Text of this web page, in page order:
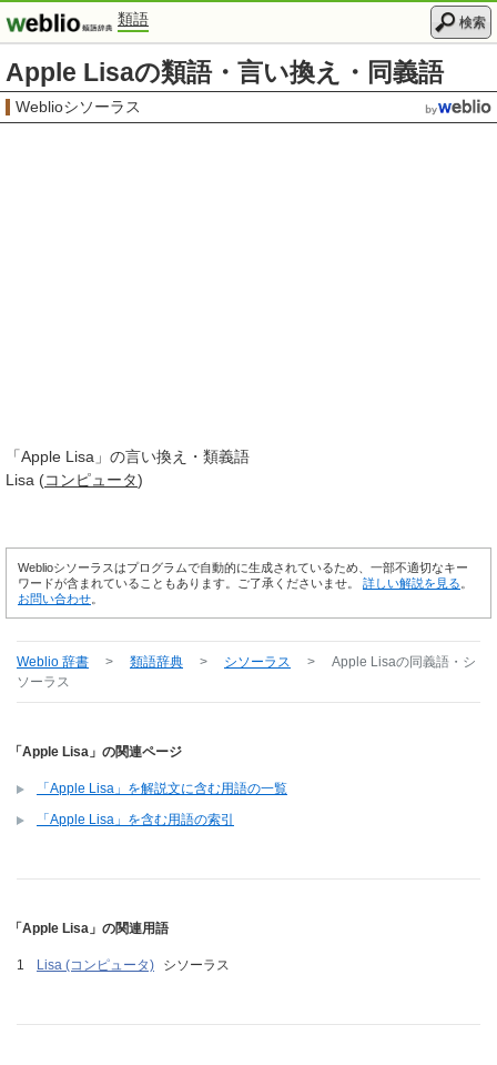
類語 検索
Apple Lisaの類語・言い換え・同義語
Weblioシソーラス
「Apple Lisa 」の言い換え・類義語
Lisa (コンピュータ)
Weblioシソーラスはプログラムで自動的に生成されているため、一部不適切なキー
ワードが含まれていることもあります。ご了承くださいませ。 詳しい解説を見る
お問い合わせ
Weblio 辞書 > 類語辞典 > シソーラス > Apple Lisaの同義語・シ
ソーラス
「Apple Lisa」の関連ページ
「Apple Lisa」を解説文に含む用語の一覧
「Apple Lisa」を含む用語の索引
「Apple Lisa」の関連用語
Lisa (コンピュータ) シソーラス